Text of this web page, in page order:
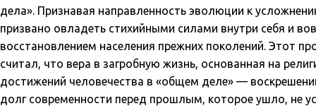
дела». Признавая направленность эволюции к
призвано овладеть стихийными силами внутри себя и
восстановлением населения прежних поколений. Этот
считал, что вера в загробную жизнь, основанная на
достижений человечества в «общем деле» —
долг современности перед прошлым, которое ушло, не